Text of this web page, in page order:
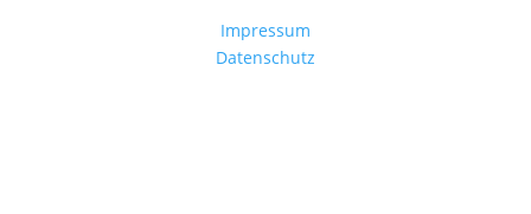
Impressum
Datenschutz